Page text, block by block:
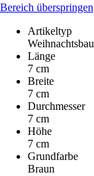
Bereich überspringen
Artikeltyp
Länge
7 cm
Breite
7 cm
Durchmesser
7 cm
Höhe
7 cm
Grundfarbe
Braun